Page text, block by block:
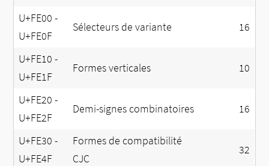
U+FE00 -
U+FE0F
Sélecteurs de variante 16
U+FE10 -
U+FE1F
Formes verticales 10
U+FE20 -
U+FE2F
Demi-signes combinatoires 16
U+FE30 -
U+FE4F
Formes de compatibilité
CJC
32